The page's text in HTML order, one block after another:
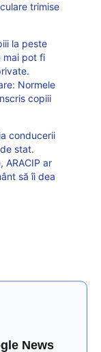
trimise
la peste
mai pot fi
Normele
copiii
conducerii
stat.
ARACIP ar
să îi dea
News